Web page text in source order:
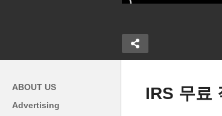
ABOUT US
Advertising
IRS 무료